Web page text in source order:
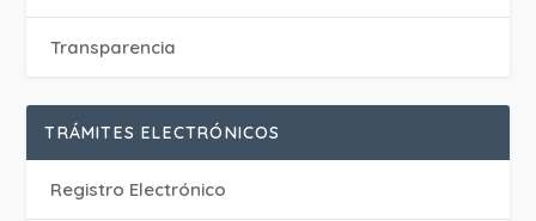
Transparencia
TRÁMITES ELECTRÓNICOS
Registro Electrónico